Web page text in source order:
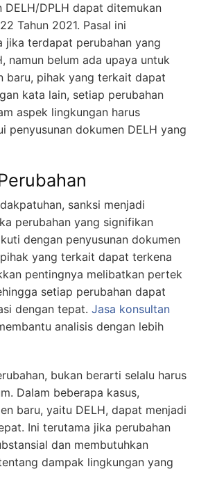
DELH/DPLH dapat ditemukan
Tahun 2021. Pasal ini
jika terdapat perubahan yang
namun belum ada upaya untuk
baru, pihak yang terkait dapat
kata lain, setiap perubahan
aspek lingkungan harus
penyusunan dokumen DELH yang
sanksi menjadi
perubahan yang signifikan
dengan penyusunan dokumen
yang terkait dapat terkena
pentingnya melibatkan pertek
setiap perubahan dapat
dengan tepat. Jasa konsultan
analisis dengan lebih
bukan berarti selalu harus
Dalam beberapa kasus,
baru, yaitu DELH, dapat menjadi
Ini terutama jika perubahan
dan membutuhkan
dampak lingkungan yang